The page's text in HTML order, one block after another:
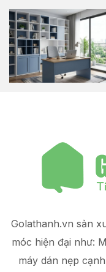
Golathanh.vn sản
móc hiện đại như:
máy dán nẹp